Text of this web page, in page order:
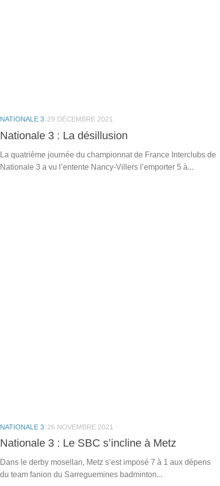
NATIONALE 3 29 DÉCEMBRE 2021
Nationale 3 : La désillusion
La quatrième journée du championnat de France Interclubs de
Nationale 3 a vu l’entente Nancy-Villers l’emporter 5 à...
NATIONALE 3 26 NOVEMBRE 2021
Nationale 3 : Le SBC s’incline à Metz
Dans le derby mosellan, Metz s’est imposé 7 à 1 aux dépens
du team fanion du Sarreguemines badminton...